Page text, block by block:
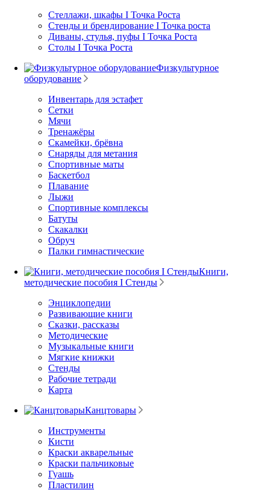
Стеллажи, шкафы I Точка Роста
Стенды и брендирование I Точка роста
Диваны, стулья, пуфы I Точка Роста
Столы I Точка Роста
Физкультурное
оборудование
Инвентарь для эстафет
Сетки
Мячи
Тренажёры
Скамейки, брёвна
Снаряды для метания
Спортивные маты
Баскетбол
Плавание
Лыжи
Спортивные комплексы
Батуты
Скакалки
Обруч
Палки гимнастические
Книги,
методические пособия I Стенды
Энциклопедии
Развивающие книги
Сказки, рассказы
Методические
Музыкальные книги
Мягкие книжки
Стенды
Рабочие тетради
Карта
Канцтовары
Инструменты
Кисти
Краски акварельные
Краски пальчиковые
Гуашь
Пластилин